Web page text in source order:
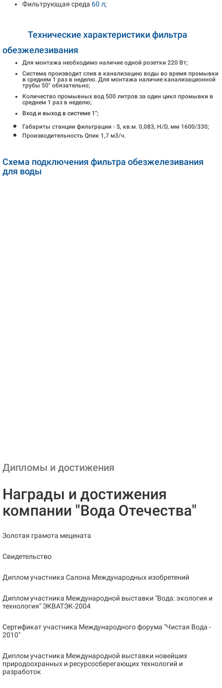
Фильтрующая среда 60 л;
Технические характеристики фильтра
обезжелезивания
Для монтажа необходимо наличие одной розетки 220 Вт;
Система производит слив в канализацию воды во время промывки
в среднем 1 раз в неделю. Для монтажа наличие канализационной
трубы 50" обязательно;
Количество промывных вод 500 литров за один цикл промывки в
среднем 1 раз в неделю;
Вход и выход в системе 1";
Габариты станции фильтрации - S, кв.м. 0,083, H/D, мм 1600/330;
Производительность Qпик 1,7 м3/ч.
Схема подключения фильтра обезжелезивания
для воды
Дипломы и достижения
Награды и достижения
компании "Вода Отечества"
Золотая грамота мецената
Свидетельство
Диплом участника Салона Международных изобретений
Диплом участника Международной выставки "Вода: экология и
технология" ЭКВАТЭК-2004
Сертификат участника Международного форума "Чистая Вода -
2010"
Диплом участника Международной выставки новейших
природоохранных и ресурсосберегающих технологий и
разработок